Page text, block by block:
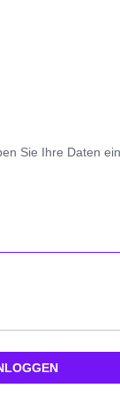
Sie Ihre Daten